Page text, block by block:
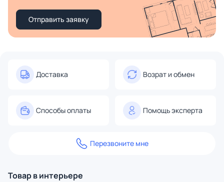
Отправить заявку
Доставка Возрат и обмен
Способы оплаты Помощь эксперта
Перезвоните мне
Товар в интерьере